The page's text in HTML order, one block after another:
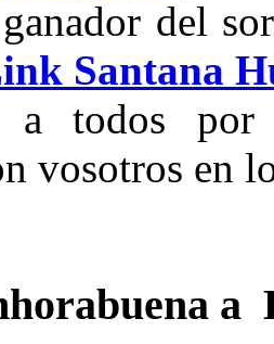
del
Santana
a todos por
vosotros en
a